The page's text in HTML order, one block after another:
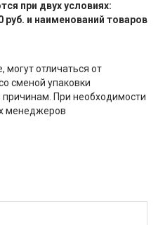
при двух условиях:
руб. и наименований товаров
могут отличаться от
сменой упаковки
При необходимости
менеджеров